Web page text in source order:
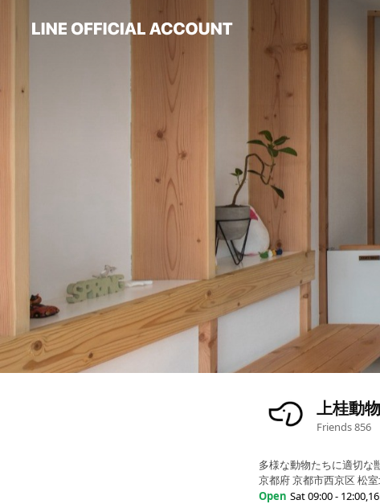
上桂動
Friends856
多様な動物たちに適切な
京都府 京都市西京区 松
Open Sat 09:00 -